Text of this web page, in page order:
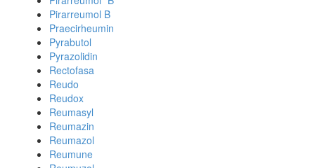
Pirarreumol B
Praecirheumin
Pyrabutol
Pyrazolidin
Rectofasa
Reudo
Reudox
Reumasyl
Reumazin
Reumazol
Reumune